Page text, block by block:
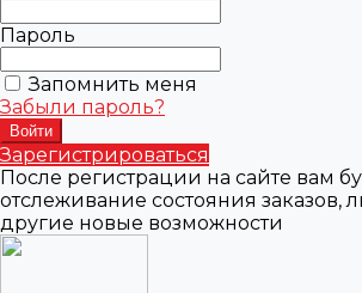
Пароль
Запомнить меня
Забыли пароль?
Зарегистрироваться
После регистрации на сайте вам
отслеживание состояния заказов,
другие новые возможности